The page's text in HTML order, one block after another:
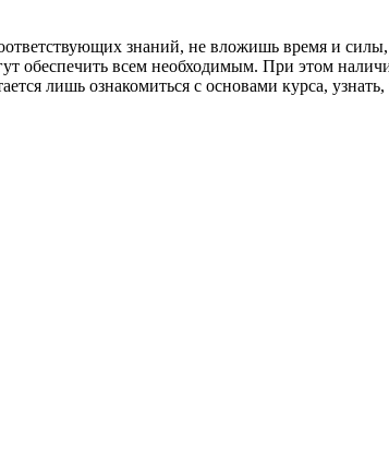
знаний, не вложишь время и
обеспечить всем необходимым. При этом
лишь ознакомиться с основами курса,